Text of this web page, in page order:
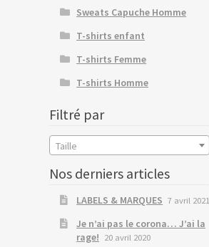
Sweats Capuche Homme
T-shirts enfant
T-shirts Femme
T-shirts Homme
Filtré par
Taille
Nos derniers articles
LABELS & MARQUES 7 avril 2021
Je n’ai pas le corona… J’ai la
rage! 20 avril 2020